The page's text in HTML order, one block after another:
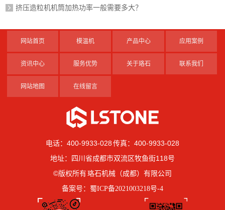
挤压造粒机机筒加热功率一般需要多大？
网站首页 模温机 产品中心 应用案例
资讯中心 服务优势 关于珞石 联系我们
网站地图 在线留言
电话：400-9933-028 传真：400-9933-028
地址：四川省成都市双流区牧鱼街118号
©版权所有 珞石机械（成都）有限公司
备案号： 蜀ICP备2021003218号-4